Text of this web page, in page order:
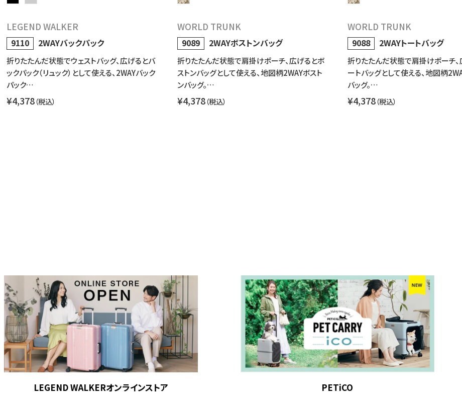
LEGEND WALKER
9110 2WAYバックパック
折りたたんだ状態でウェストバッグ、広げるとバ
ックパック（リュック）として使える、2WAYバック
パック…
¥4,378（税込）
WORLD TRUNK
9089 2WAYボストンバッグ
折りたたんだ状態で肩掛けポーチ、広げるとボ
ストンバッグとして使える、地図柄2WAYボスト
ンバッグ。…
¥4,378（税込）
WORLD TRUNK
9088 2WAYトートバッグ
折りたたんだ状態で肩掛けポーチ、
ートバッグとして使える、地図柄
バッグ。…
¥4,378（税込）
LEGEND WALKERオンラインストア PETiCO